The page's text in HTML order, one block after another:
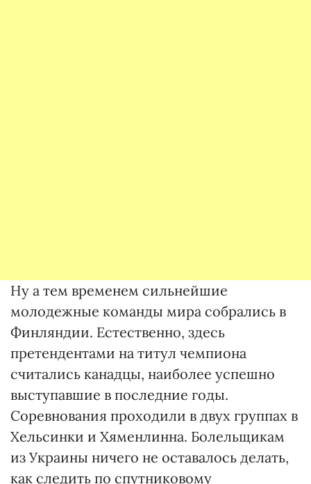
Ну а тем временем сильнейшие
молодежные команды мира собрались в
Финляндии. Естественно, здесь
претендентами на титул чемпиона
считались канадцы, наиболее успешно
выступавшие в последние годы.
Соревнования проходили в двух группах в
Хельсинки и Хяменлинна. Болельщикам
из Украины ничего не оставалось делать,
как следить по спутниковому